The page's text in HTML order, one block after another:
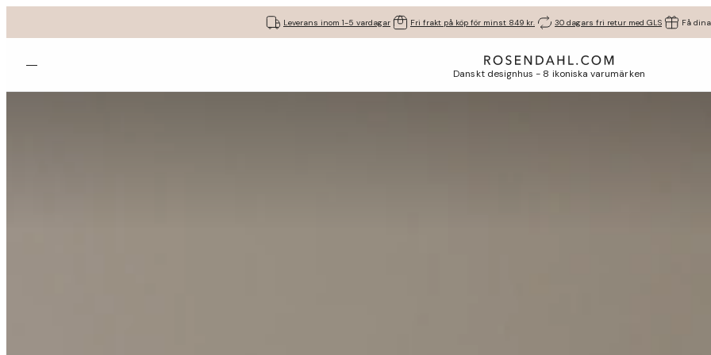
Leverans inom 1-5 vardagar Fri frakt på köp för minst 849 kr. 30 dagars fri retur med GLS Få
Öppna menyn Danskt designhus - 8 ikoniska varumärken